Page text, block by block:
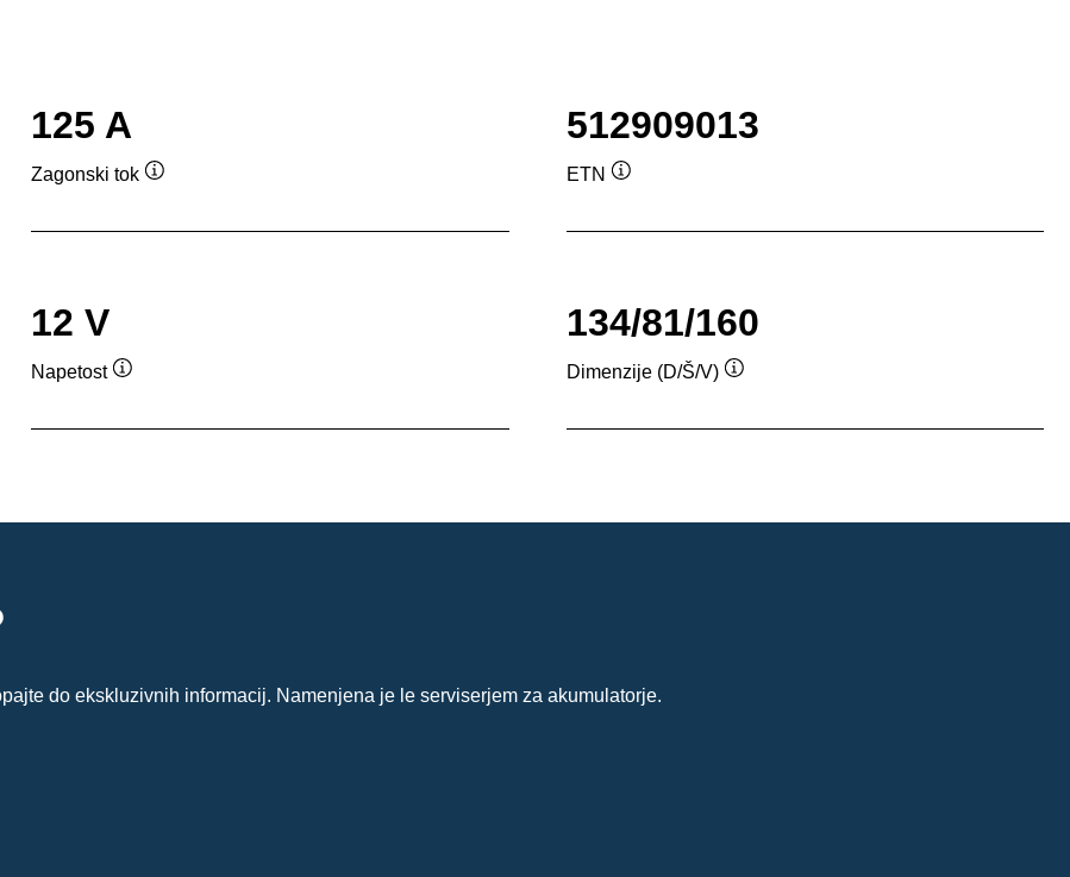
125 A
Zagonski tok
512909013
ETN
12 V
Napetost
134/81/160
Dimenzije (D/Š/V)
do ekskluzivnih informacij. Namenjena je le serviserjem za akumulatorje.